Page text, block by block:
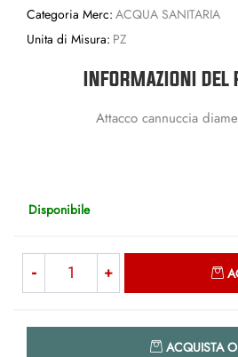
Categoria Merc: ACQUA SANITARIA
Unita di Misura: PZ
INFORMAZIONI DEL
Attacco cannuccia
Disponibile
ACQUISTA